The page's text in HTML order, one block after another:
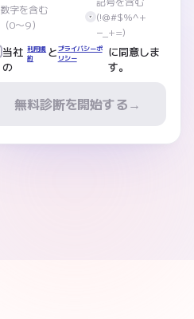
数字を含む
（0〜9）
(!@#$%^+
−_+=)
当社
の
利用規
約
とプライバシーポ
リシー
に同意しま
す。
無料診断を開始する→